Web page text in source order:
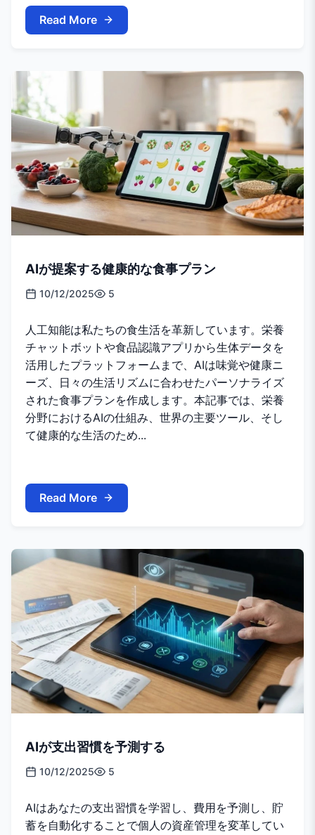
Read More
AIが提案する健康的な食事プラン
10/12/2025 5
人工知能は私たちの食生活を革新しています。栄養
チャットボットや食品認識アプリから生体データを
活用したプラットフォームまで、AIは味覚や健康ニ
ーズ、日々の生活リズムに合わせたパーソナライズ
された食事プランを作成します。本記事では、栄養
分野におけるAIの仕組み、世界の主要ツール、そし
て健康的な生活のため...
Read More
AIが支出習慣を予測する
10/12/2025 5
AIはあなたの支出習慣を学習し、費用を予測し、貯
蓄を自動化することで個人の資産管理を変革してい